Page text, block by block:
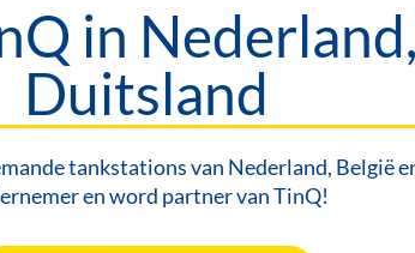
in
Duitsland
tankstations van Nederland, België
en word partner van TinQ!